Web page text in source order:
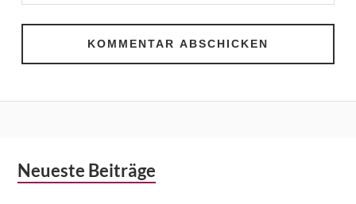
Subsidiary
Neueste Beiträge